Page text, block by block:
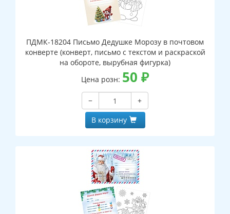
ПДМК-18204 Письмо Дедушке Морозу в почтовом
конверте (конверт, письмо с текстом и раскраской
на обороте, вырубная фигурка)
Цена розн: 50 ₽
−
+
В корзину